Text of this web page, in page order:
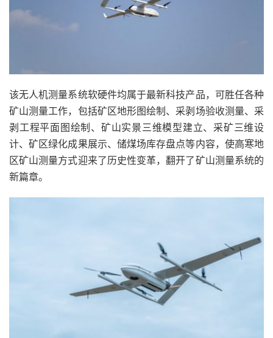
该无人机测量系统软硬件均属于最新科技产品，可胜任各种
矿山测量工作，包括矿区地形图绘制、采剥场验收测量、采
剥工程平面图绘制、矿山实景三维模型建立、采矿三维设
计、矿区绿化成果展示、储煤场库存盘点等内容，使高寒地
区矿山测量方式迎来了历史性变革，翻开了矿山测量系统的
新篇章。